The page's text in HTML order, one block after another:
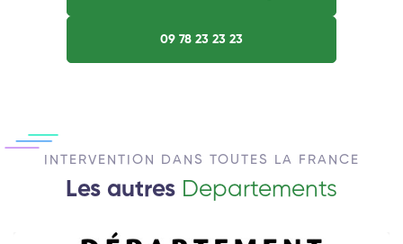
09 78 23 23 23
INTERVENTION DANS TOUTES LA FRANCE
Les autres Departements